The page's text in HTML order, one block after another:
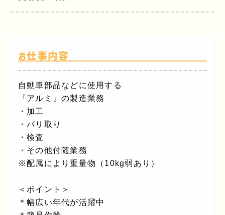
お仕事内容
自動車部品などに使用する
『アルミ』の製造業務
・加工
・バリ取り
・検査
・その他付随業務
※配属により重量物（10kg弱あり）
＜ポイント＞
＊幅広い年代が活躍中